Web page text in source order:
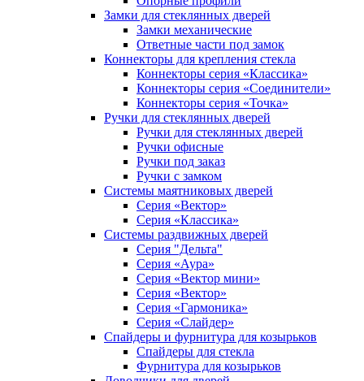
Замки для стеклянных дверей
Замки механические
Ответные части под замок
Коннекторы для крепления стекла
Коннекторы серия «Классика»
Коннекторы серия «Соединители»
Коннекторы серия «Точка»
Ручки для стеклянных дверей
Ручки для стеклянных дверей
Ручки офисные
Ручки под заказ
Ручки с замком
Системы маятниковых дверей
Серия «Вектор»
Серия «Классика»
Системы раздвижных дверей
Серия "Дельта"
Серия «Аура»
Серия «Вектор мини»
Серия «Вектор»
Серия «Гармоника»
Серия «Слайдер»
Спайдеры и фурнитура для козырьков
Спайдеры для стекла
Фурнитура для козырьков